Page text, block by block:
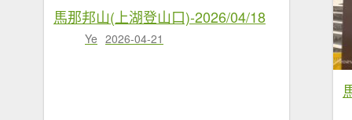
馬那邦山(上湖登山口)-2026/04/18
Ye 2026-04-21